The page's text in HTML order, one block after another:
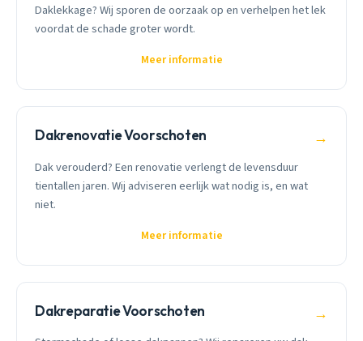
Daklekkage? Wij sporen de oorzaak op en verhelpen het lek
voordat de schade groter wordt.
Meer informatie
Dakrenovatie Voorschoten →
Dak verouderd? Een renovatie verlengt de levensduur
tientallen jaren. Wij adviseren eerlijk wat nodig is, en wat
niet.
Meer informatie
Dakreparatie Voorschoten →